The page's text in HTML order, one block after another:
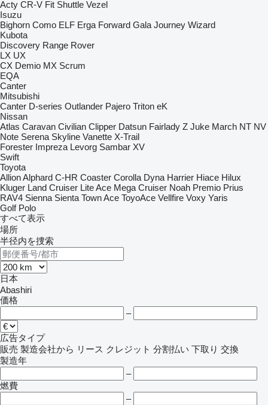
Acty CR-V Fit Shuttle Vezel
Isuzu
Bighorn Como ELF Erga Forward Gala Journey Wizard
Kubota
Discovery Range Rover
LX UX
CX Demio MX Scrum
EQA
Canter
Mitsubishi
Canter D-series Outlander Pajero Triton eK
Nissan
Atlas Caravan Civilian Clipper Datsun Fairlady Z Juke March NT NV
Note Serena Skyline Vanette X-Trail
Forester Impreza Levorg Sambar XV
Swift
Toyota
AllionAlphard C-HR Coaster Corolla Dyna Harrier Hiace Hilux
Kluger Land Cruiser Lite Ace Mega Cruiser Noah Premio Prius
RAV4 Sienna Sienta Town Ace ToyoAce Vellfire Voxy Yaris
Golf Polo
すべて表示
場所
半径内を捜索
日本
Abashiri
価格
–
広告タイプ
販売 製造会社から リース クレジット 分割払い 下取り 交換
製造年
–
燃費
–